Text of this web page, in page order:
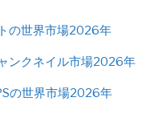
の世界市場2026年
ンクネイル市場2026年
の世界市場2026年